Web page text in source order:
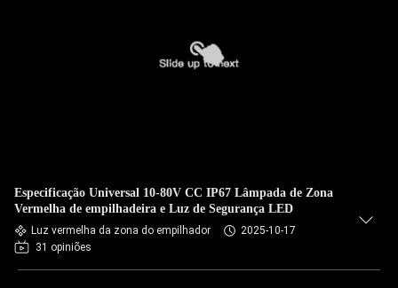
Especificação Universal 10-80V CC IP67 Lâmpada de Zona
Vermelha de empilhadeira e Luz de Segurança LED
Luz vermelha da zona do empilhador
2025-10-17
31 opiniões